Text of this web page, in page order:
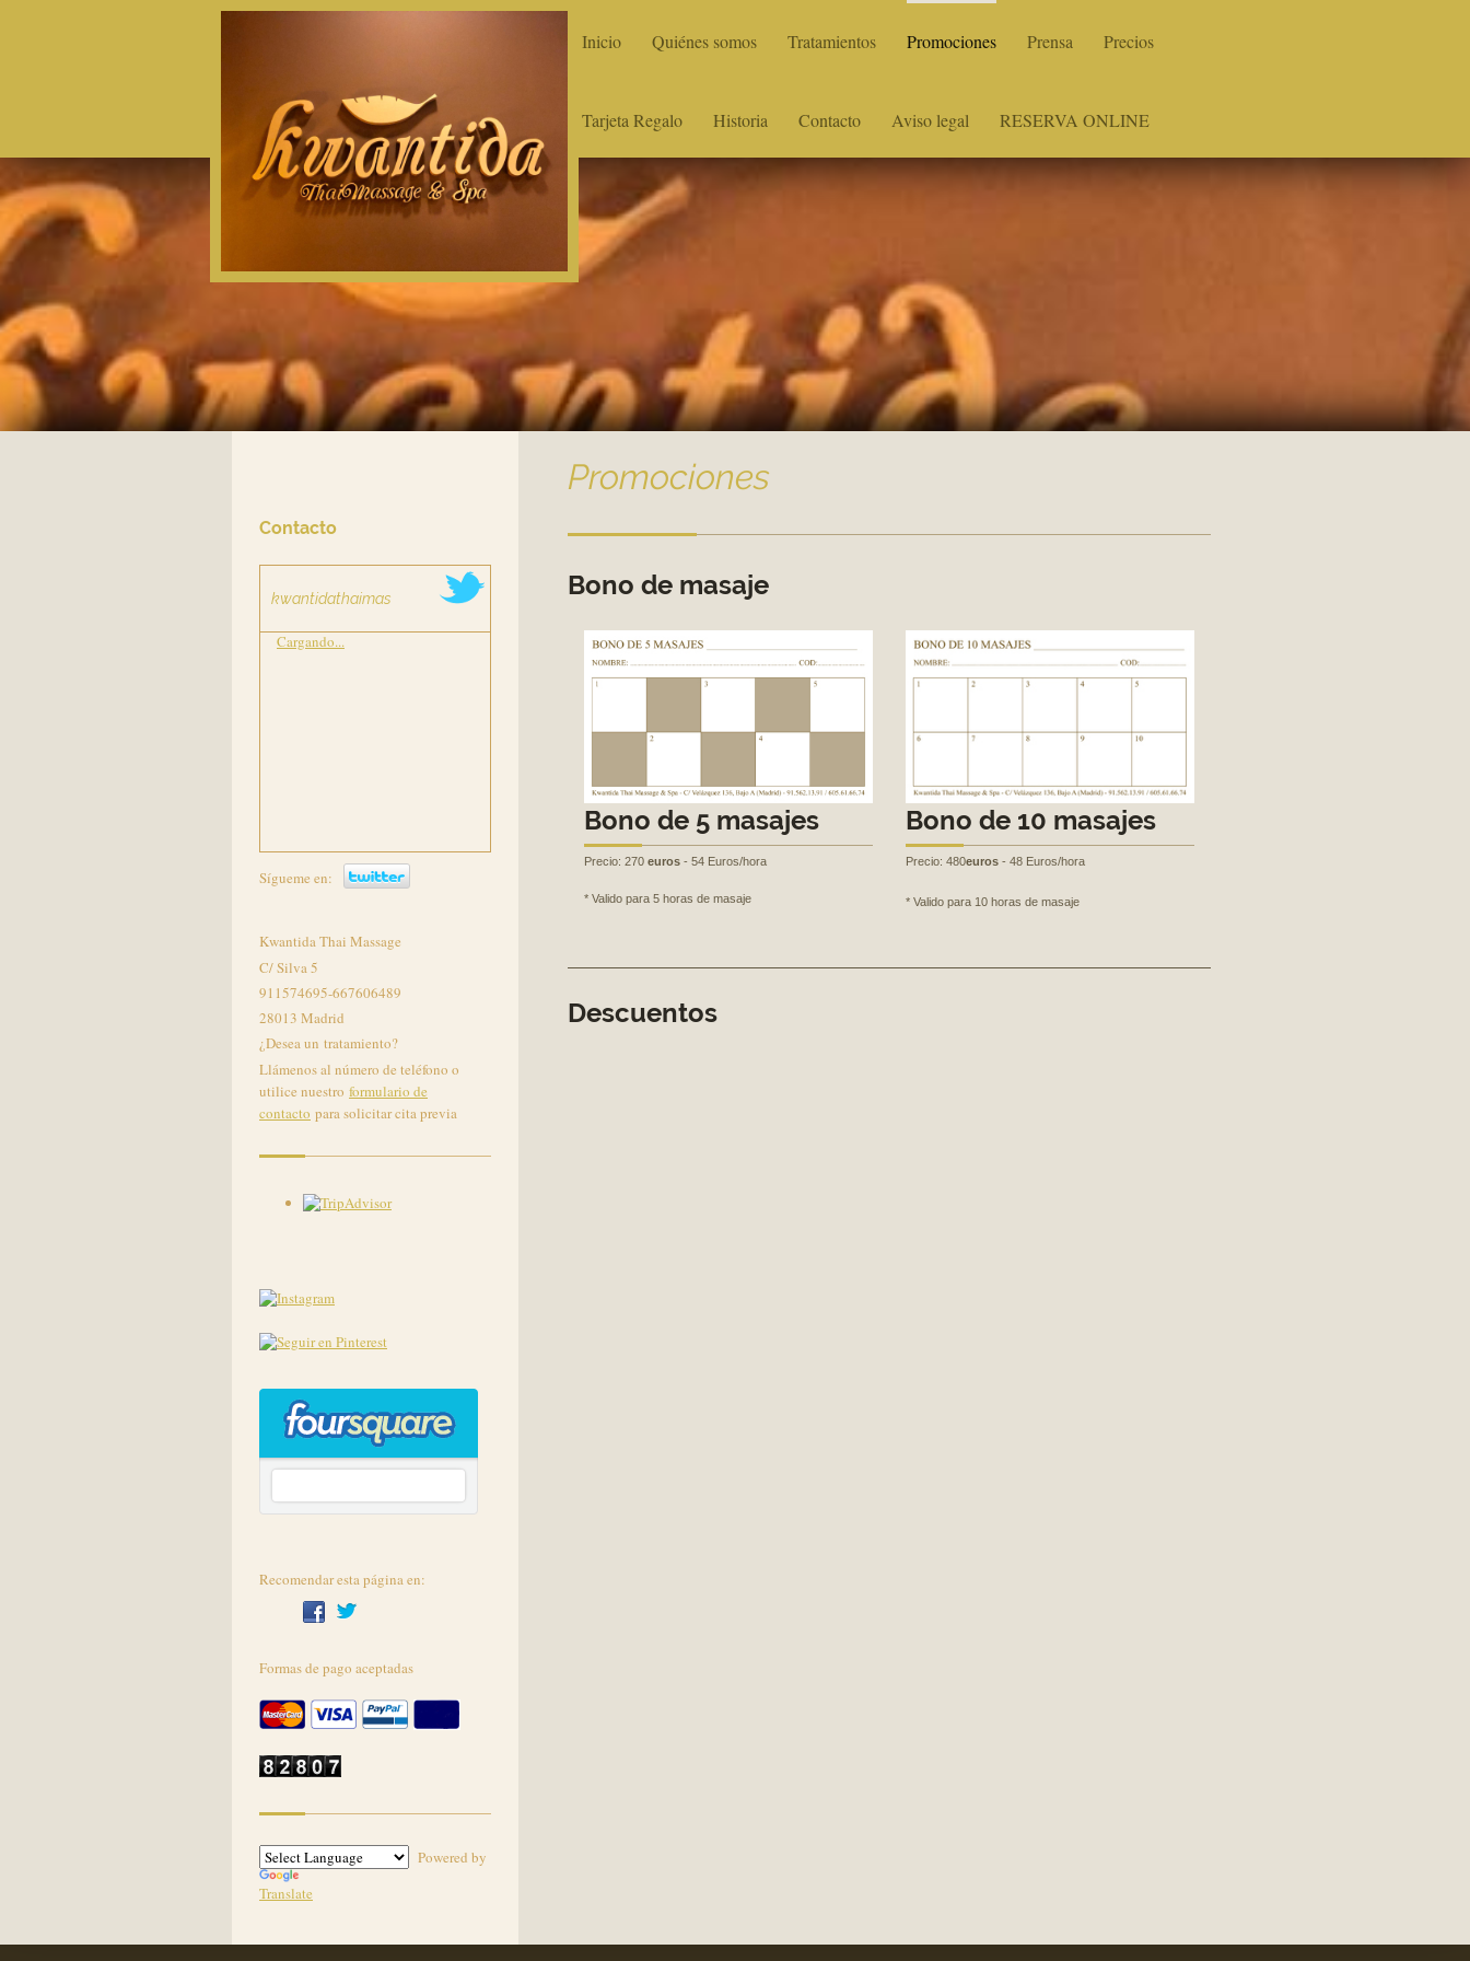
Inicio Quiénes somos Tratamientos Promociones Prensa Precios
Tarjeta Regalo Historia Contacto Aviso legal RESERVA ONLINE
Promociones
Bono de masaje
Bono de 5 masajes
Precio: 270 euros - 54 Euros/hora
* Valido para 5 horas de masaje
Bono de 10 masajes
Precio: 480euros - 48 Euros/hora
* Valido para 10 horas de masaje
Descuentos
Contacto
kwantidathaimas
Cargando...
Sígueme en:
Kwantida Thai Massage
C/ Silva 5
911574695-667606489
28013 Madrid
¿Desea un tratamiento?
Llámenos al número de teléfono o
utilice nuestro formulario de
contacto para solicitar cita previa
Recomendar esta página en:
Formas de pago aceptadas
Powered by
Translate